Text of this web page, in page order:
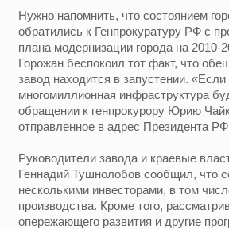
Нужно напомнить, что состоянием
обратились к Генпрокуратуру РФ с
плана модернизации города на 2010-
Горожан беспокоил тот факт, что
завод находится в запустении.
многомиллионная инфраструктура
обращении к генпрокурору Юрию
отправленное в адрес Президента
Руководители завода и краевые
Геннадий Тушнолобов сообщил, что
несколькими инвесторами, в том
производства. Кроме того,
опережающего развития и другие